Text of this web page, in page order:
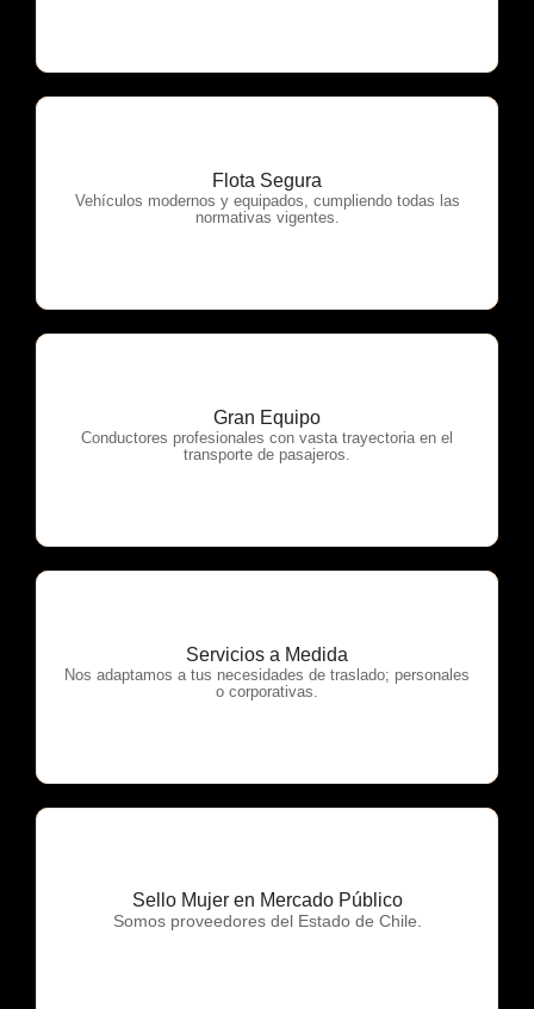
Flota Segura
Vehículos modernos y equipados, cumpliendo todas las
normativas vigentes.
OTP Servicios
Gran Equipo
Conductores profesionales con vasta trayectoria en el
transporte de pasajeros.
OTP Servicios
Servicios a Medida
Nos adaptamos a tus necesidades de traslado; personales
o corporativas.
OTP Servicios
Sello Mujer en Mercado Público
Somos proveedores del Estado de Chile.
OTP Servicios